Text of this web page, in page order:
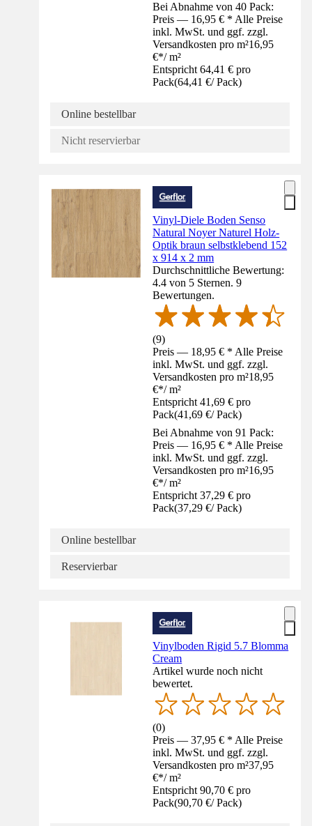
Bei Abnahme von 40 Pack:
Preis — 16,95 € * Alle Preise
inkl. MwSt. und ggf. zzgl.
Versandkosten pro m²16,95
€*/ m²
Entspricht 64,41 € pro
Pack(64,41 €/ Pack)
Online bestellbar
Nicht reservierbar
Vinyl-Diele Boden Senso
Natural Noyer Naturel Holz-
Optik braun selbstklebend 152
x 914 x 2 mm
Durchschnittliche Bewertung:
4.4 von 5 Sternen. 9
Bewertungen.
(9)
Preis — 18,95 € * Alle Preise
inkl. MwSt. und ggf. zzgl.
Versandkosten pro m²18,95
€*/ m²
Entspricht 41,69 € pro
Pack(41,69 €/ Pack)
Bei Abnahme von 91 Pack:
Preis — 16,95 € * Alle Preise
inkl. MwSt. und ggf. zzgl.
Versandkosten pro m²16,95
€*/ m²
Entspricht 37,29 € pro
Pack(37,29 €/ Pack)
Online bestellbar
Reservierbar
Vinylboden Rigid 5.7 Blomma
Cream
Artikel wurde noch nicht
bewertet.
(0)
Preis — 37,95 € * Alle Preise
inkl. MwSt. und ggf. zzgl.
Versandkosten pro m²37,95
€*/ m²
Entspricht 90,70 € pro
Pack(90,70 €/ Pack)